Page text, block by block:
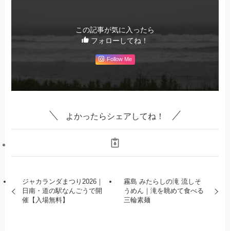
この記事が気に入ったら
フォローしてね！
Follow Me
よかったらシェアしてね！
ジャカランダまつり2026｜
日南・道の駅なんごうで開
催【入場無料】
霧島 みたらしの滝 流しそ
うめん｜滝を眺めて食べる
三輪素麺